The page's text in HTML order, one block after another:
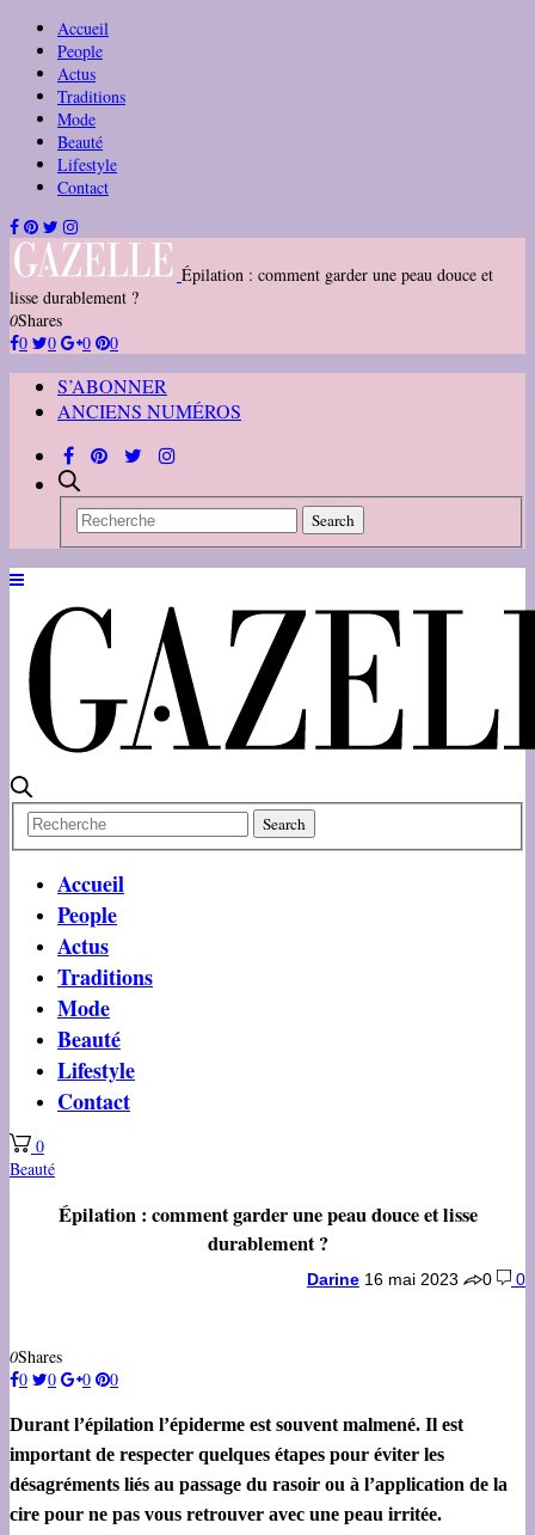
Accueil
People
Actus
Traditions
Mode
Beauté
Lifestyle
Contact
Épilation : comment garder une peau douce et
lisse durablement ?
0Shares
0
0 0 0
S’ABONNER
ANCIENS NUMÉROS
Accueil
People
Actus
Traditions
Mode
Beauté
Lifestyle
Contact
0
Beauté
Épilation : comment garder une peau douce et lisse
durablement ?
Darine 16 mai 2023 0 0
0Shares
0
0 0 0
Durant l’épilation l’épiderme est souvent malmené. Il est
important de respecter quelques étapes pour éviter les
désagréments liés au passage du rasoir ou à l’application de la
cire pour ne pas vous retrouver avec une peau irritée.